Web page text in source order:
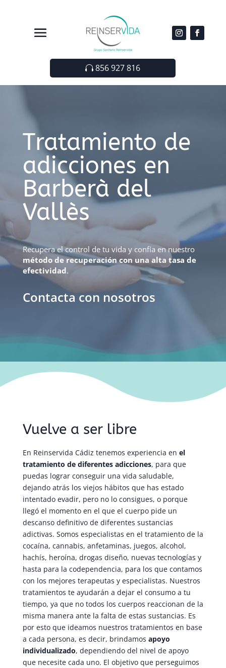
856 927 816
Tratamiento de
adicciones en
Barberà del
Vallès
Recupera el control de tu vida y confía en nuestro
método de recuperación con una alta tasa de
efectividad.
Contacta con nosotros
Vuelve a ser libre
En Reinservida Cádiz tenemos experiencia en el
tratamiento de diferentes adicciones, para que
puedas lograr conseguir una vida saludable,
dejando atrás los viejos hábitos que has estado
intentado evadir, pero no lo consigues, o porque
llegó el momento en el que el cuerpo pide un
descanso definitivo de diferentes sustancias
adictivas. Somos especialistas en el tratamiento de la
cocaína, cannabis, anfetaminas, juegos, alcohol,
hachís, heroína, drogas diseño, nuevas tecnologías y
hasta para la codependencia, para los que contamos
con los mejores terapeutas y especialistas. Nuestros
tratamientos te ayudarán a dejar el consumo a tu
tiempo, ya que no todos los cuerpos reaccionan de la
misma manera ante la falta de estas sustancias. Es
por esto que ideamos nuestros tratamientos en base
a cada persona, es decir, brindamos apoyo
individualizado, dependiendo del nivel de apoyo
que necesite cada uno. El objetivo que perseguimos